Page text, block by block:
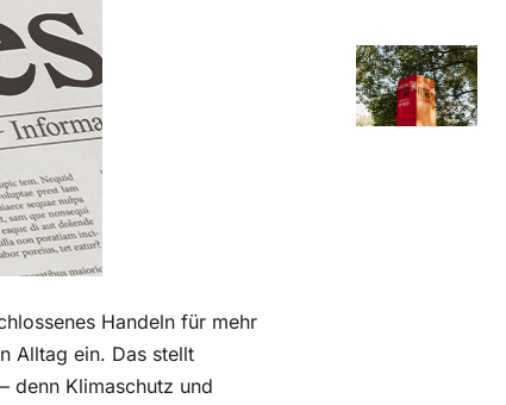
Handeln für mehr
Alltag ein. Das stellt
denn Klimaschutz und